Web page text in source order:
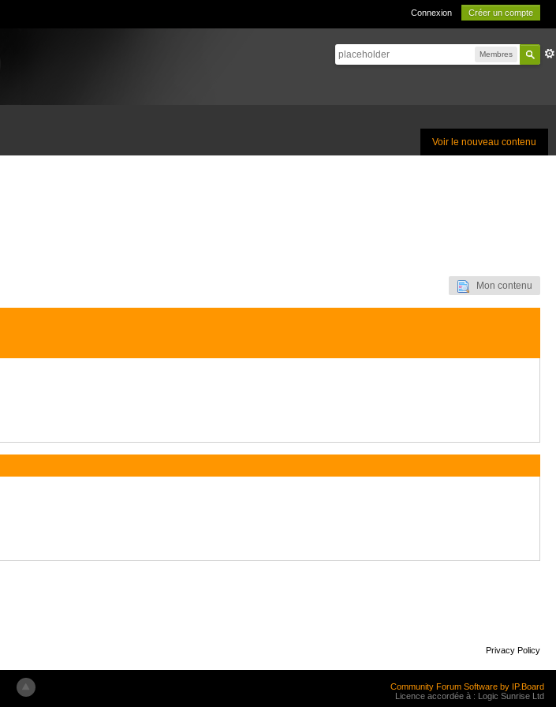
Connexion Créer un compte
Membres
Voir le nouveau contenu
Mon contenu
Privacy Policy
Community Forum Software by IP.Board
Licence accordée à : Logic Sunrise Ltd